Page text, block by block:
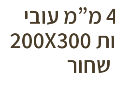
תומך כבד 4 מ”מ עובי
חומר במידות 200X300